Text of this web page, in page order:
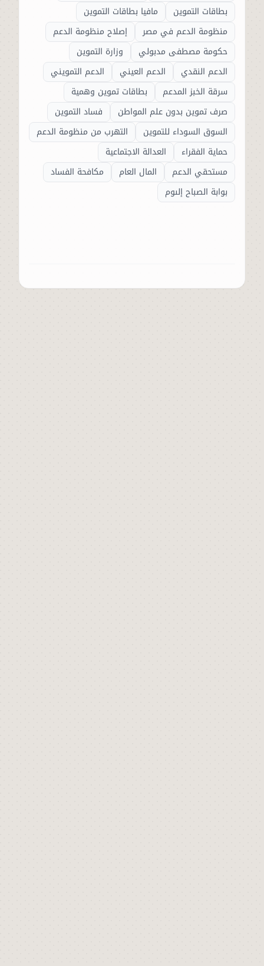
بطاقات التموين
مافيا بطاقات التموين
منظومة الدعم في مصر
إصلاح منظومة الدعم
حكومة مصطفى مدبولي
وزارة التموين
الدعم النقدي
الدعم العيني
الدعم التمويني
سرقة الخبز المدعم
بطاقات تموين وهمية
صرف تموين بدون علم المواطن
فساد التموين
السوق السوداء للتموين
التهرب من منظومة الدعم
حماية الفقراء
العدالة الاجتماعية
مستحقي الدعم
المال العام
مكافحة الفساد
بوابة الصباح إلىوم